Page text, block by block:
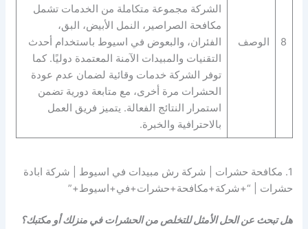
8 الوصف
الشركة مجموعة متكاملة من الخدمات تشمل
مكافحة الصراصير، النمل الأبيض، البق،
الفئران، والبعوض في اسيوط باستخدام أحدث
التقنيات والمبيدات الآمنة المعتمدة دوليًا. كما
توفر الشركة خدمات وقائية لضمان عدم عودة
الحشرات مرة أخرى، مع متابعة دورية تضمن
استمرار النتائج الفعالة. يتميز فريق العمل
بالاحترافية والخبرة.
1. مكافحة حشرات | شركة رش مبيدات في اسيوط | شركة ابادة
حشرات | “+شركة+مكافحة+حشرات+في+اسيوط+”
هل تبحث عن الحل الأمثل للتخلص من الحشرات في منزلك أو مكتبك؟